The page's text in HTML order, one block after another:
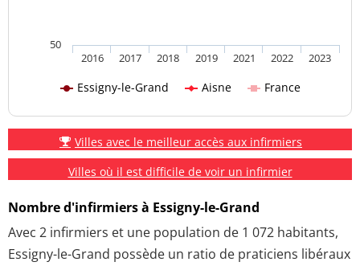
Essigny-le-Grand Aisne France
2016 2017 2018 2019 2021 2022 2023
50
Villes avec le meilleur accès aux infirmiers
Villes où il est difficile de voir un infirmier
Nombre d'infirmiers à Essigny-le-Grand
Avec 2 infirmiers et une population de 1 072 habitants,
Essigny-le-Grand possède un ratio de praticiens libéraux